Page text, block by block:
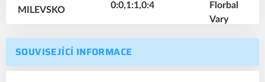
0:0,1:1,0:4
SOUVISEJÍCÍ INFORMACE